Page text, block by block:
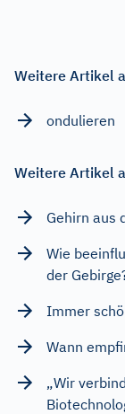
Weitere Artikel
ondulieren
Weitere Artikel
Gehirn aus
Wie
der
Immer
Wann
„Wir